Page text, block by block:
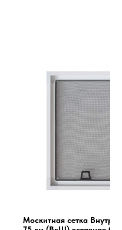
Москитная сетка